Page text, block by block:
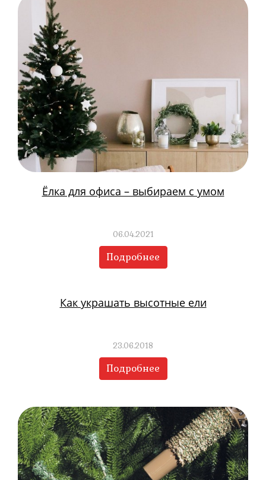
Ёлка для офиса – выбираем с умом
06.04.2021
Подробнее
Как украшать высотные ели
23.06.2018
Подробнее